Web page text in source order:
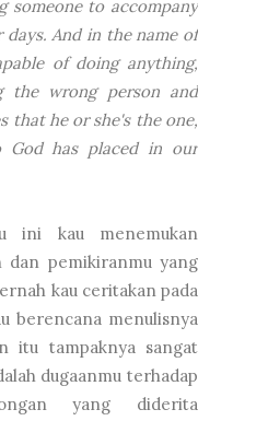
someone to accompany
And in the name of
of doing anything,
the wrong person and
that he or she's the one,
God has placed in our
ini kau menemukan
dan pemikiranmu yang
kau ceritakan pada
berencana menulisnya
itu tampaknya sangat
dugaanmu terhadap
yang diderita